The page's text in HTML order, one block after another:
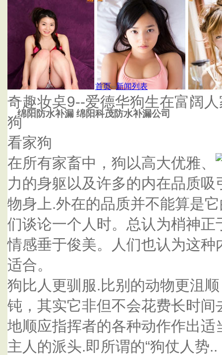
绵阳防水补漏 绵阳科茂防水补漏公司
杭州泰鑫防水补漏公司
首页--新闻列表
奇趣妆奌9--爱德华狗生在富阔
狗
看家狗
在所有家畜中，狗以高大优雅、
力的身躯以及许多的内在品质
物身上.外在的品质并不能算是
们谈论一个人时。总认为梢神
情感垂于俊美。人们也认为这
适合。
狗比人更驯服.比别的动物更沮
钝，其实它非但不会花费长时
地顺应指挥者的各种动作作出
主人的派头.即所谓的“狗仗人势